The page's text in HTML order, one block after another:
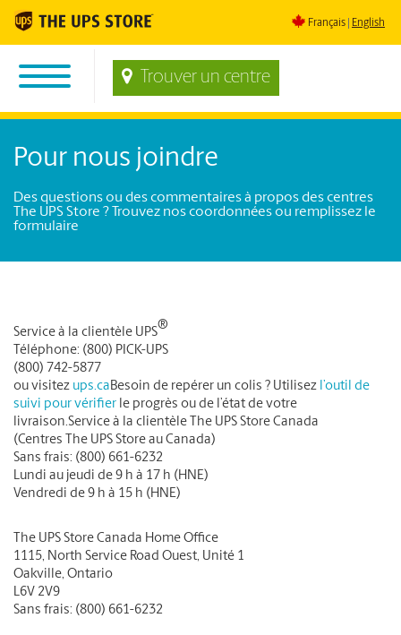
Français English
Trouver un centre
Pour nous joindre
Des questions ou des commentaires à propos des centres
The UPS Store ? Trouvez nos coordonnées ou remplissez le
formulaire
Service à la clientèle UPS®
Téléphone: (800) PICK-UPS
(800) 742-5877
ou visitez ups.ca Besoin de repérer un colis ? Utilisez l’outil de
suivi pour vérifier le progrès ou de l’état de votre
livraison.Service à la clientèle The UPS Store Canada
(Centres The UPS Store au Canada)
Sans frais: (800) 661-6232
Lundi au jeudi de 9 h à 17 h (HNE)
Vendredi de 9 h à 15 h (HNE)
The UPS Store Canada Home Office
1115, North Service Road Ouest, Unité 1
Oakville, Ontario
L6V 2V9
Sans frais: (800) 661-6232